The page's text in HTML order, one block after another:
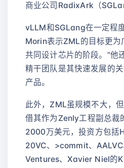
商业公司RadixArk（
vLLM和SGLang在一定程
Morin表示ZML的目标更为
共同设计芯片的阶段。”他
精干团队是其快速发展的
产品。
此外，ZML虽规模不大，
借其作为Zenly工程副总裁
2000万美元，投资方包
20VC、>commit、
Ventures、Xavier Niel的